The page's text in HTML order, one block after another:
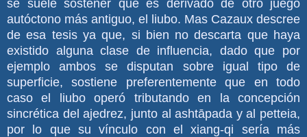
se suele sostener que es derivado de otro juego
autóctono más antiguo, el liubo. Mas Cazaux descree
de esa tesis ya que, si bien no descarta que haya
existido alguna clase de influencia, dado que por
ejemplo ambos se disputan sobre igual tipo de
superficie, sostiene preferentemente que en todo
caso el liubo operó tributando en la concepción
sincrética del ajedrez, junto al ashtāpada y al petteia,
por lo que su vínculo con el xiang-qi sería más